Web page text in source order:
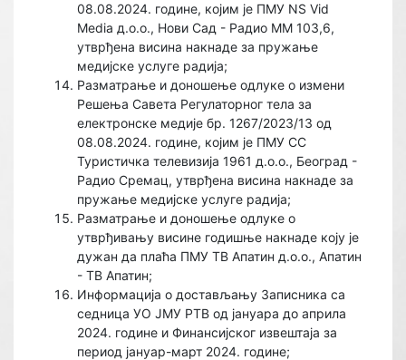
08.08.2024. године, којим је ПМУ NS Vid
Media д.о.о., Нови Сад - Радио ММ 103,6,
утврђена висина накнаде за пружање
медијске услуге радија;
Разматрање и доношење одлуке о измени
Решења Савета Регулаторног тела за
електронске медије бр. 1267/2023/13 од
08.08.2024. године, којим је ПМУ СС
Туристичка телевизија 1961 д.о.о., Београд -
Радио Сремац, утврђена висина накнаде за
пружање медијске услуге радија;
Разматрање и доношење одлуке о
утврђивању висине годишње накнаде коју је
дужан да плаћа ПМУ ТВ Апатин д.о.о., Апатин
- ТВ Апатин;
Информација о достављању Записника са
седница УО ЈМУ РТВ од јануара до априла
2024. године и Финансијског извештаја за
период јануар-март 2024. године;